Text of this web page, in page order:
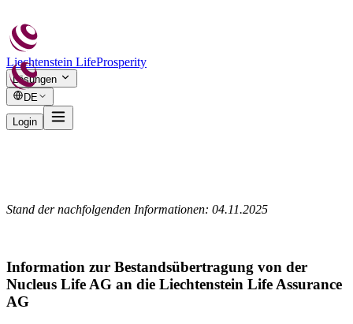
Liechtenstein LifeProsperity
Lösungen
DE
Login
Stand der nachfolgenden Informationen: 04.11.2025
Information zur Bestandsübertragung von der
Nucleus Life AG an die Liechtenstein Life Assurance
AG